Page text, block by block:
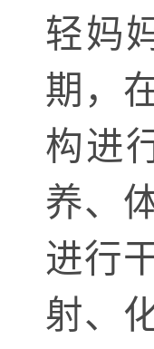
轻妈
期，
构进
养、
进行
射、